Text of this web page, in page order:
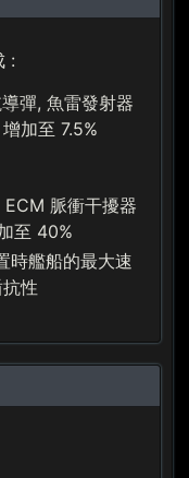
:
彈, 魚雷發射器
加至 7.5%
脈衝干擾器
至 40%
時艦船的最大速
性